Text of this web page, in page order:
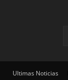
Ultimas Noticias